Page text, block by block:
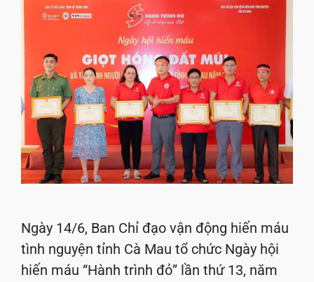
Ngày 14/6, Ban Chỉ đạo vận động hiến máu
tình nguyện tỉnh Cà Mau tổ chức Ngày hội
hiến máu “Hành trình đỏ” lần thứ 13, năm